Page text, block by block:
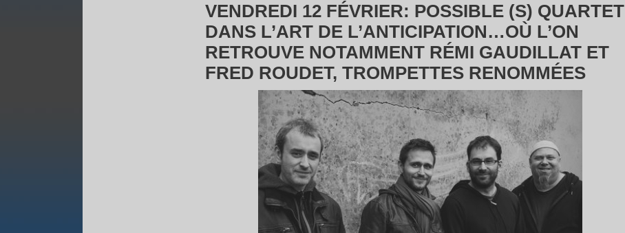
VENDREDI 12 FÉVRIER: POSSIBLE (S) QUARTET
DANS L’ART DE L’ANTICIPATION…OÙ L’ON
RETROUVE NOTAMMENT RÉMI GAUDILLAT ET
FRED ROUDET, TROMPETTES RENOMMÉES